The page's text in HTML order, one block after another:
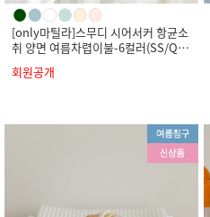
[only마틸라]스무디 시어서커 항균소
취 양면 여름차렵이불-6컬러(SS/Q/
K)
회원공개